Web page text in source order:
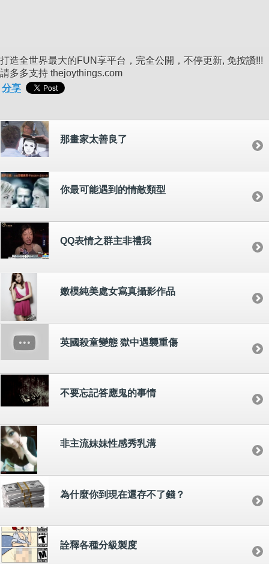
打造全世界最大的FUN享平台，完全公開，不停更新, 免按讚!!!
請多多支持 thejoythings.com
分享
那畫家太善良了
你最可能遇到的情敵類型
QQ表情之群主非禮我
嫩模純美處女寫真攝影作品
英國殺童變態 獄中遇襲重傷
不要忘記答應鬼的事情
非主流妹妹性感秀乳溝
為什麼你到現在還存不了錢？
詮釋各種分級製度